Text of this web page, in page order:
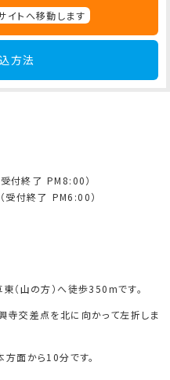
イトへ移動します
方法
付終了 PM8:00）
受付終了 PM6:00）
（山の方）へ徒歩350mです。
交差点を北に向かって左折しま
面から10分です。